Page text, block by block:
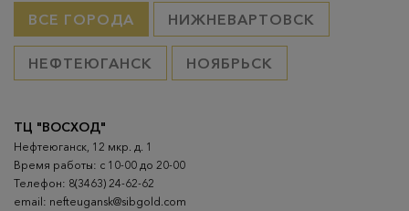
ВСЕ ГОРОДА НИЖНЕВАРТОВСК
НЕФТЕЮГАНСК НОЯБРЬСК
ТЦ "ВОСХОД"
Нефтеюганск, 12 мкр. д. 1
Время работы: с 10-00 до 20-00
Телефон: 8(3463) 24-62-62
email: nefteugansk@sibgold.com